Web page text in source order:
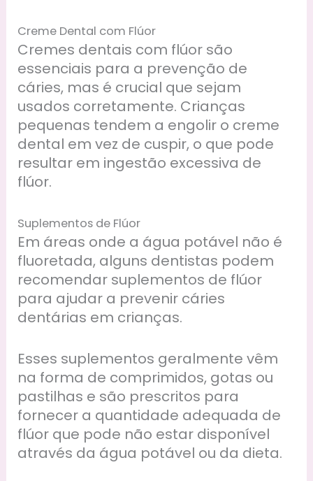
Creme Dental com Flúor
Cremes dentais com flúor são
essenciais para a prevenção de
cáries, mas é crucial que sejam
usados corretamente. Crianças
pequenas tendem a engolir o creme
dental em vez de cuspir, o que pode
resultar em ingestão excessiva de
flúor.
Suplementos de Flúor
Em áreas onde a água potável não é
fluoretada, alguns dentistas podem
recomendar suplementos de flúor
para ajudar a prevenir cáries
dentárias em crianças.
Esses suplementos geralmente vêm
na forma de comprimidos, gotas ou
pastilhas e são prescritos para
fornecer a quantidade adequada de
flúor que pode não estar disponível
através da água potável ou da dieta.